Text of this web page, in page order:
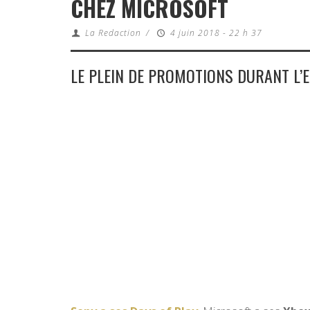
CHEZ MICROSOFT
La Redaction / 4 juin 2018 - 22 h 37
LE PLEIN DE PROMOTIONS DURANT